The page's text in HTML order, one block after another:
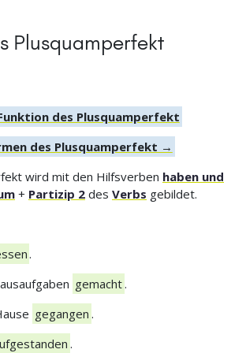
Plusquamperfekt
des Plusquamperfekt
des Plusquamperfekt →
wird mit den Hilfsverben haben und
+ Partizip 2 des Verbs gebildet.
.
gemacht.
gegangen .
.